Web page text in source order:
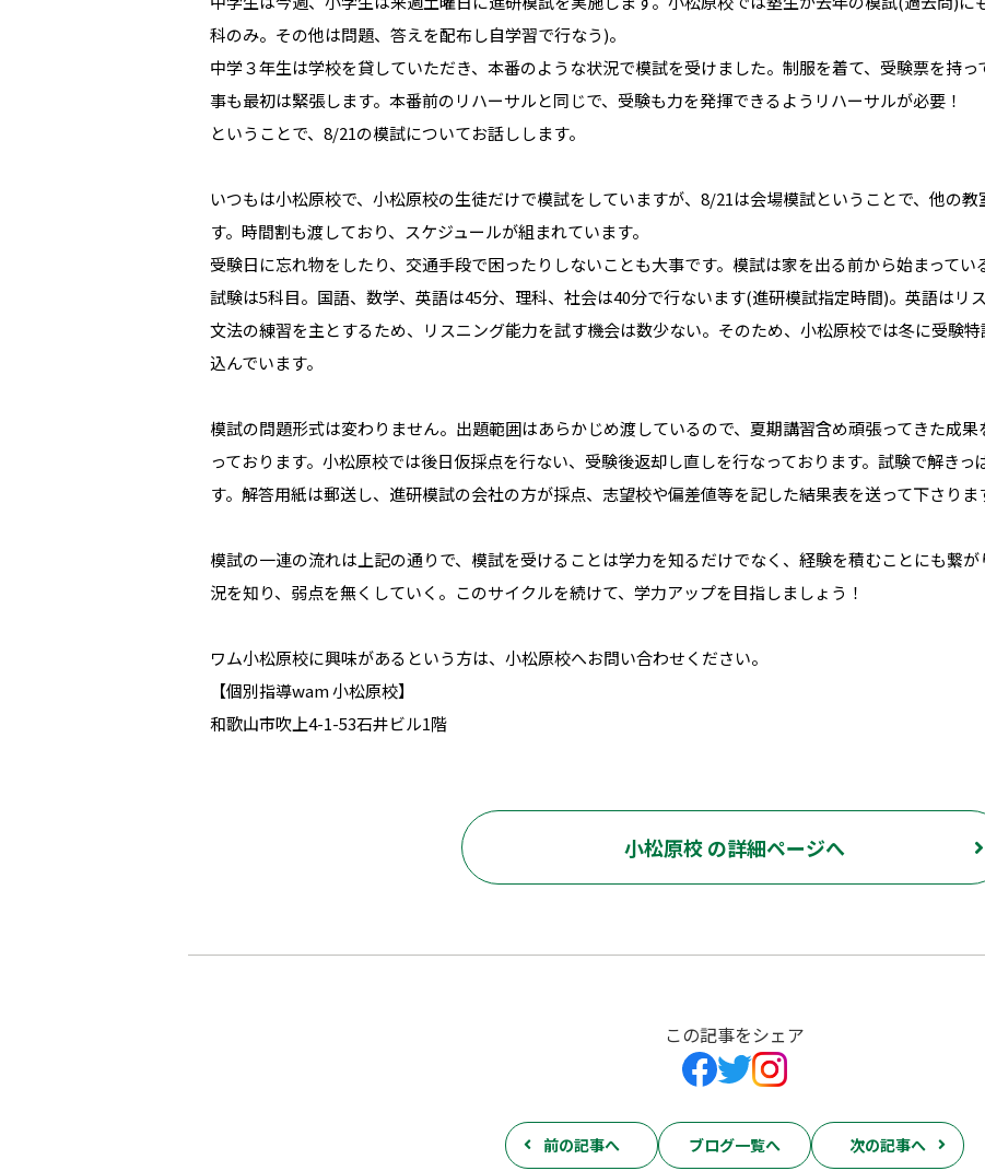
科のみ。その他は問題、答えを配布し自学習で行なう)。
中学３年生は学校を貸していただき、本番のような状況で模試を受けました。制服を着て、受験票を持
事も最初は緊張します。本番前のリハーサルと同じで、受験も力を発揮できるようリハーサルが必要！
ということで、8/21の模試についてお話しします。
いつもは小松原校で、小松原校の生徒だけで模試をしていますが、8/21は会場模試ということで、他の
す。時間割も渡しており、スケジュールが組まれています。
受験日に忘れ物をしたり、交通手段で困ったりしないことも大事です。模試は家を出る前から始まってい
試験は5科目。国語、数学、英語は45分、理科、社会は40分で行ないます(進研模試指定時間)。英語はリ
文法の練習を主とするため、リスニング能力を試す機会は数少ない。そのため、小松原校では冬に受験
込んでいます。
模試の問題形式は変わりません。出題範囲はあらかじめ渡しているので、夏期講習含め頑張ってきた成
っております。小松原校では後日仮採点を行ない、受験後返却し直しを行なっております。試験で解き
す。解答用紙は郵送し、進研模試の会社の方が採点、志望校や偏差値等を記した結果表を送って下さりま
模試の一連の流れは上記の通りで、模試を受けることは学力を知るだけでなく、経験を積むことにも繋
況を知り、弱点を無くしていく。このサイクルを続けて、学力アップを目指しましょう！
ワム小松原校に興味があるという方は、小松原校へお問い合わせください。
【個別指導wam 小松原校】
和歌山市吹上4-1-53石井ビル1階
小松原校 の詳細ページへ
この記事をシェア
前の記事へ ブログ一覧へ 次の記事へ